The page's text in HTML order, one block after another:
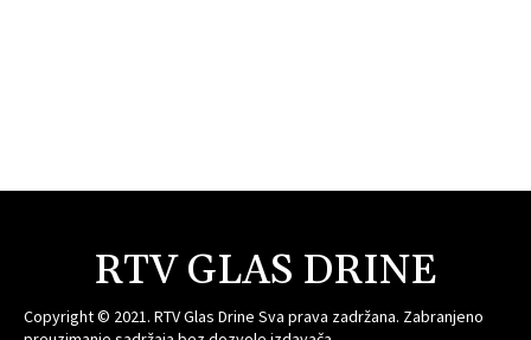
RTV GLAS DRINE
Copyright © 2021. RTV Glas Drine Sva prava zadržana. Zabranjeno